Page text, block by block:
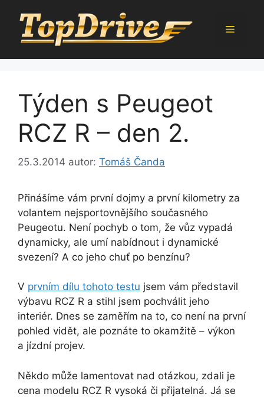
obsah
Menu
Týden s Peugeot
RCZ R – den 2.
25.3.2014 autor: Tomáš Čanda
Přinášíme vám první dojmy a první kilometry za
volantem nejsportovnějšího současného
Peugeotu. Není pochyb o tom, že vůz vypadá
dynamicky, ale umí nabídnout i dynamické
svezení? A co jeho chuť po benzínu?
V prvním dílu tohoto testu jsem vám představil
výbavu RCZ R a stihl jsem pochválit jeho
interiér. Dnes se zaměřím na to, co není na první
pohled vidět, ale poznáte to okamžitě – výkon
a jízdní projev.
Někdo může lamentovat nad otázkou, zdali je
cena modelu RCZ R vysoká či přijatelná. Já se